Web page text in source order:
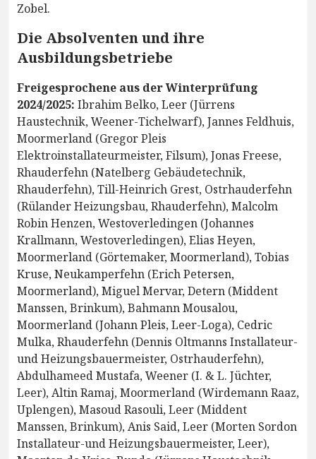
Zobel.
Die Absolventen und ihre
Ausbildungsbetriebe
Freigesprochene aus der Winterprüfung
2024/2025: Ibrahim Belko, Leer (Jürrens
Haustechnik, Weener-Tichelwarf), Jannes Feldhuis,
Moormerland (Gregor Pleis
Elektroinstallateurmeister, Filsum), Jonas Freese,
Rhauderfehn (Natelberg Gebäudetechnik,
Rhauderfehn), Till-Heinrich Grest, Ostrhauderfehn
(Rülander Heizungsbau, Rhauderfehn), Malcolm
Robin Henzen, Westoverledingen (Johannes
Krallmann, Westoverledingen), Elias Heyen,
Moormerland (Görtemaker, Moormerland), Tobias
Kruse, Neukamperfehn (Erich Petersen,
Moormerland), Miguel Mervar, Detern (Middent
Manssen, Brinkum), Bahmann Mousalou,
Moormerland (Johann Pleis, Leer-Loga), Cedric
Mulka, Rhauderfehn (Dennis Oltmanns Installateur-
und Heizungsbauermeister, Ostrhauderfehn),
Abdulhameed Mustafa, Weener (I. & L. Jüchter,
Leer), Altin Ramaj, Moormerland (Wirdemann Raaz,
Uplengen), Masoud Rasouli, Leer (Middent
Manssen, Brinkum), Anis Said, Leer (Morten Sordon
Installateur-und Heizungsbauermeister, Leer),